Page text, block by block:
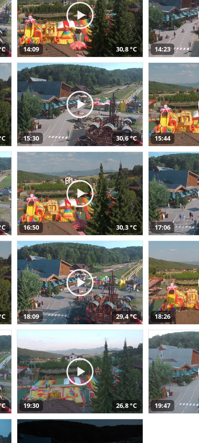
14:09 30,8 °C 14:23
15:30 30,6 °C 15:44
16:50 30,3 °C 17:06
18:09 29,4 °C 18:26
19:30 26,8 °C 19:47